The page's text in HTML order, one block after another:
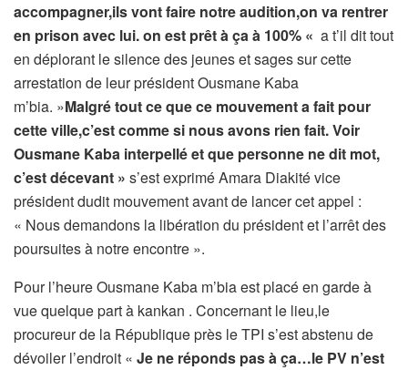
accompagner,ils vont faire notre audition,on va rentrer
en prison avec lui. on est prêt à ça à 100% « a t’il dit tout
en déplorant le silence des jeunes et sages sur cette
arrestation de leur président Ousmane Kaba
m’bia. »Malgré tout ce que ce mouvement a fait pour
cette ville,c’est comme si nous avons rien fait. Voir
Ousmane Kaba interpellé et que personne ne dit mot,
c’est décevant » s’est exprimé Amara Diakité vice
président dudit mouvement avant de lancer cet appel :
« Nous demandons la libération du président et l’arrêt des
poursuites à notre encontre ».
Pour l’heure Ousmane Kaba m’bia est placé en garde à
vue quelque part à kankan . Concernant le lieu,le
procureur de la République près le TPI s’est abstenu de
dévoiler l’endroit « Je ne réponds pas à ça…le PV n’est